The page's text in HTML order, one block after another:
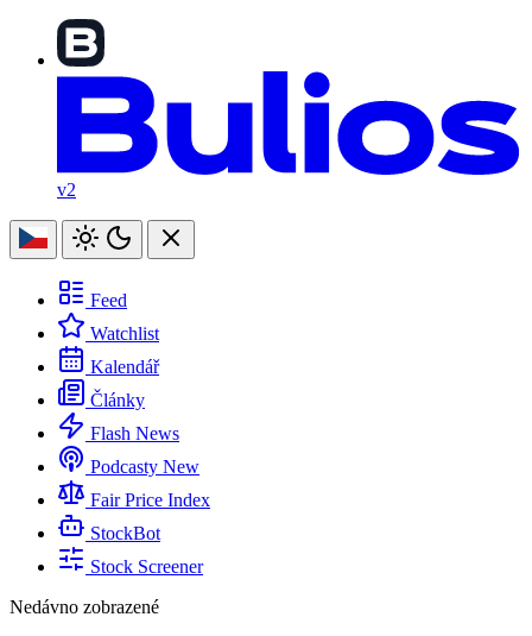
v2
Feed
Watchlist
Kalendář
Články
Flash News
Podcasty New
Fair Price Index
StockBot
Stock Screener
Nedávno zobrazené